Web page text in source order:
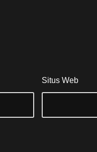
Situs Web